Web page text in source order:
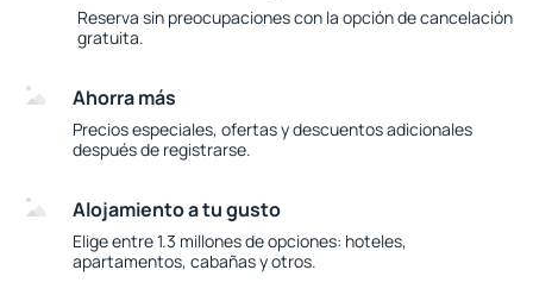
Reserva sin preocupaciones con la opción de cancelación
gratuita.
Ahorra más
Precios especiales, ofertas y descuentos adicionales
después de registrarse.
Alojamiento a tu gusto
Elige entre 1.3 millones de opciones: hoteles,
apartamentos, cabañas y otros.